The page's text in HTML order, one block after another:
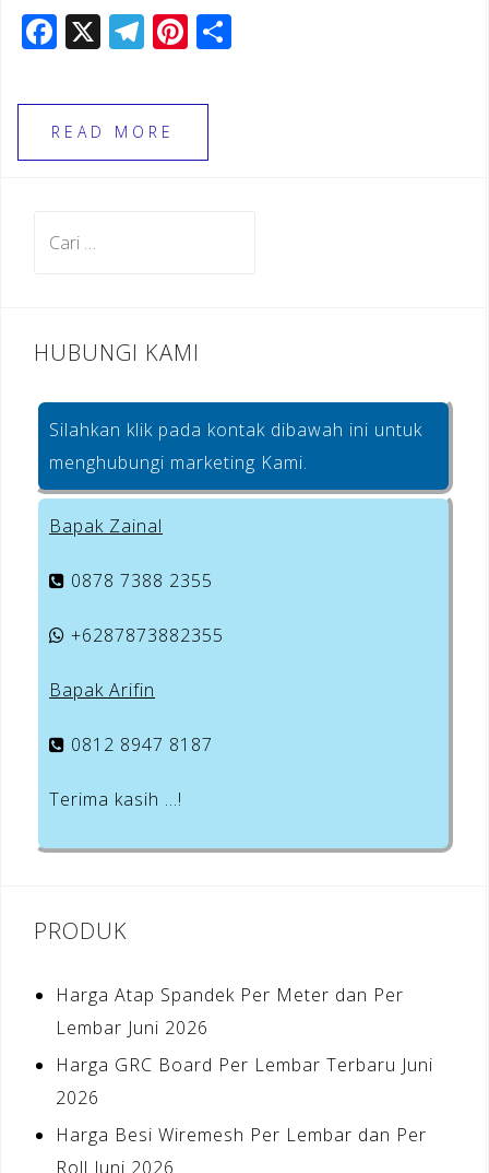
F
c
e
b
o
X T
e
gr
a
Pi
te
e
READ MORE
HUBUNGI KAMI
Silahkan klik pada kontak dibawah ini untuk
menghubungi marketing Kami.
Bapak Zainal
0878 7388 2355
+6287873882355
Bapak Arifin
0812 8947 8187
Terima kasih …!
PRODUK
Harga Atap Spandek Per Meter dan Per
Lembar Juni 2026
Harga GRC Board Per Lembar Terbaru Juni
2026
Harga Besi Wiremesh Per Lembar dan Per
Roll Juni 2026